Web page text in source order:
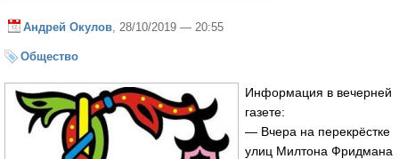
Андрей Окулов , 28/10/2019 — 20:55
Общество
Информация в вечерней
газете:
— Вчера на перекрёстке
улиц Милтона Фридмана